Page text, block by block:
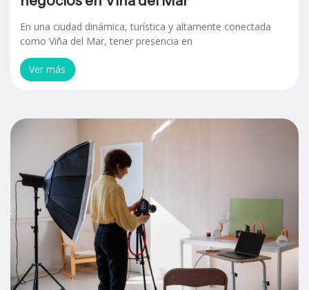
En una ciudad dinámica, turística y altamente conectada
como Viña del Mar, tener presencia en
Ver más